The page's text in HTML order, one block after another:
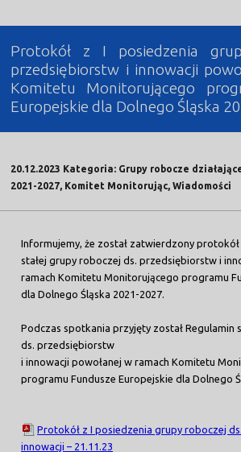
Protokół z I posiedzenia
przedsiębiorstw i innowacji
Komitetu Monitorującego
Europejskie dla Dolnego Śląska
20.12.2023 Kategoria: Grupy robocze
2021-2027, Komitet Monitorując, Wiadomości
Informujemy, że został zatwierdzony
stałej grupy roboczej ds. przedsiębiorstw i
ramach Komitetu Monitorującego programu
dla Dolnego Śląska 2021-2027.
Podczas spotkania przyjęty został Regulamin
ds. przedsiębiorstw
i innowacji powołanej w ramach Komitetu
programu Fundusze Europejskie dla Dolnego
Protokół z I posiedzenia grupy roboczej
innowacji – 21.11.23